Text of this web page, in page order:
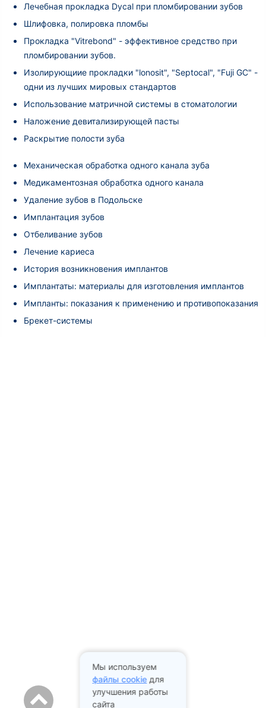
Лечебная прокладка Dycal при пломбировании зубов
Шлифовка, полировка пломбы
Прокладка "Vitrebond" - эффективное средство при
пломбировании зубов.
Изолирующиие прокладки "lonosit", "Septocal", "Fuji GC" -
одни из лучших мировых стандартов
Использование матричной системы в стоматологии
Наложение девитализирующей пасты
Раскрытие полости зуба
Механическая обработка одного канала зуба
Медикаментозная обработка одного канала
Удаление зубов в Подольске
Имплантация зубов
Отбеливание зубов
Лечение кариеса
История возникновения имплантов
Имплантаты: материалы для изготовления имплантов
Импланты: показания к применению и противопоказания
Брекет-системы
Мы используем
файлы cookieдля
улучшения работы
сайта